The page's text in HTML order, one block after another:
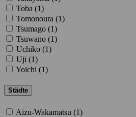
Toba (1)
Tomonoura (1)
Tsumago (1)
Tsuwano (1)
Uchiko (1)
Uji (1)
Yoichi (1)
Städte
Aizu-Wakamatsu (1)